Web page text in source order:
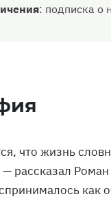
: подписка о
что жизнь
— рассказал
как